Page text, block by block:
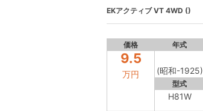
EKアクティブVT 4WD ()
価格 年式
9.5
万円 (昭和-1925)
型式
H81W